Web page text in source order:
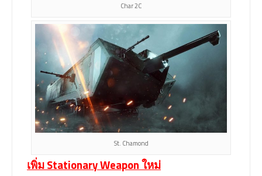
Char 2C
St. Chamond
เพิ่ม Stationary Weapon ใหม่